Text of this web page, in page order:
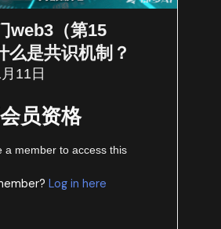
web3（第15
么是共识机制？
11日
员资格
a member to access this
Log in here